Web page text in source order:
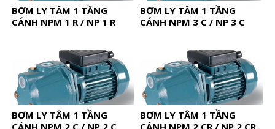
BƠM LY TÂM 1 TẦNG
CÁNH NPM 1 R / NP 1 R
BƠM LY TÂM 1 TẦNG
CÁNH NPM 3 C / NP 3 C
BƠM LY TÂM 1 TẦNG
BƠM LY TÂM 1 TẦNG